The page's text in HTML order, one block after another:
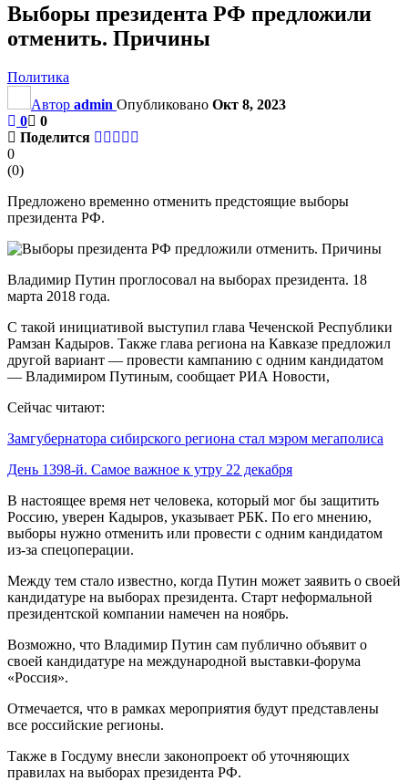
Выборы президента РФ предложили
отменить. Причины
Политика
Автор admin Опубликовано Окт 8, 2023
0
0
Поделится
0
(0)
Предложено временно отменить предстоящие выборы
президента РФ.
Владимир Путин проглосовал на выборах президента. 18
марта 2018 года.
С такой инициативой выступил глава Чеченской Республики
Рамзан Кадыров. Также глава региона на Кавказе предложил
другой вариант — провести кампанию с одним кандидатом
— Владимиром Путиным, сообщает РИА Новости,
Сейчас читают:
Замгубернатора сибирского региона стал мэром мегаполиса
День 1398-й. Самое важное к утру 22 декабря
В настоящее время нет человека, который мог бы защитить
Россию, уверен Кадыров, указывает РБК. По его мнению,
выборы нужно отменить или провести с одним кандидатом
из-за спецоперации.
Между тем стало известно, когда Путин может заявить о своей
кандидатуре на выборах президента. Старт неформальной
президентской компании намечен на ноябрь.
Возможно, что Владимир Путин сам публично объявит о
своей кандидатуре на международной выставки-форума
«Россия».
Отмечается, что в рамках мероприятия будут представлены
все российские регионы.
Также в Госдуму внесли законопроект об уточняющих
правилах на выборах президента РФ.